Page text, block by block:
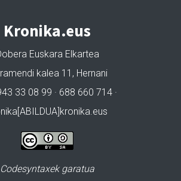
Kronika.eus
Euskara Elkartea
kalea 11, Hernani
33 08 99 · 688 660 714 ·
Codesyntaxek garatua